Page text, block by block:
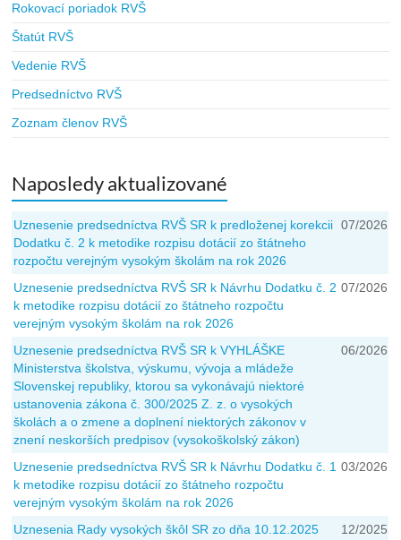
Rokovací poriadok RVŠ
Štatút RVŠ
Vedenie RVŠ
Predsedníctvo RVŠ
Zoznam členov RVŠ
Naposledy aktualizované
Uznesenie predsedníctva RVŠ SR k predloženej korekcii
Dodatku č. 2 k metodike rozpisu dotácií zo štátneho
rozpočtu verejným vysokým školám na rok 2026
07/2026
Uznesenie predsedníctva RVŠ SR k Návrhu Dodatku č. 2
k metodike rozpisu dotácií zo štátneho rozpočtu
verejným vysokým školám na rok 2026
07/2026
Uznesenie predsedníctva RVŠ SR k VYHLÁŠKE
Ministerstva školstva, výskumu, vývoja a mládeže
Slovenskej republiky, ktorou sa vykonávajú niektoré
ustanovenia zákona č. 300/2025 Z. z. o vysokých
školách a o zmene a doplnení niektorých zákonov v
znení neskorších predpisov (vysokoškolský zákon)
06/2026
Uznesenie predsedníctva RVŠ SR k Návrhu Dodatku č. 1
k metodike rozpisu dotácií zo štátneho rozpočtu
verejným vysokým školám na rok 2026
03/2026
Uznesenia Rady vysokých škôl SR zo dňa 10.12.2025 12/2025